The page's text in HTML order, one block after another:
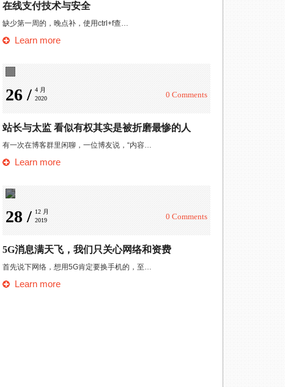
在线支付技术与安全
缺少第一周的，晚点补，使用ctrl+f查…
Learn more
26 / 4 月
2020
0 Comments
站长与太监 看似有权其实是被折磨最惨的人
有一次在博客群里闲聊，一位博友说，“内容…
Learn more
28 / 12 月
2019
0 Comments
5G消息满天飞，我们只关心网络和资费
首先说下网络，想用5G肯定要换手机的，至…
Learn more